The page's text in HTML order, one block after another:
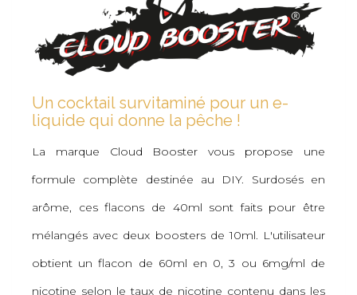
Un cocktail survitaminé pour un e-
liquide qui donne la pêche !
La marque Cloud Booster vous propose une
formule complète destinée au DIY. Surdosés en
arôme, ces flacons de 40ml sont faits pour être
mélangés avec deux boosters de 10ml. L'utilisateur
obtient un flacon de 60ml en 0, 3 ou 6mg/ml de
nicotine selon le taux de nicotine contenu dans les